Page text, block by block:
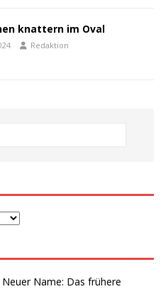
knattern im Oval
Redaktion
Name: Das frühere